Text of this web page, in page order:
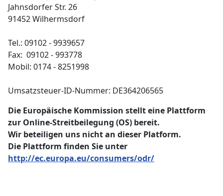
Jahnsdorfer Str. 26
91452 Wilhermsdorf
Tel.: 09102 - 9939657
Fax: 09102 - 993778
Mobil: 0174 - 8251998
Umsatzsteuer-ID-Nummer: DE364206565
Die Europäische Kommission stellt eine Plattform
zur Online-Streitbeilegung (OS) bereit.
Wir beteiligen uns nicht an dieser Platform.
Die Plattform finden Sie unter
http://ec.europa.eu/consumers/odr/